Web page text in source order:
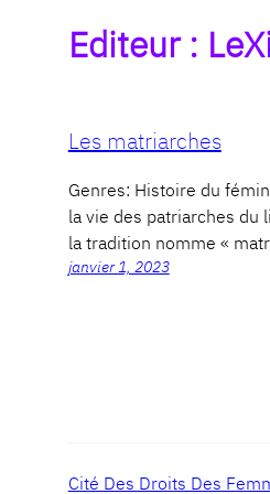
Editeur :
Les matriarches
Genres: Histoire du
la vie des patriarches du
la tradition nomme «
janvier 1, 2023
Cité Des Droits Des